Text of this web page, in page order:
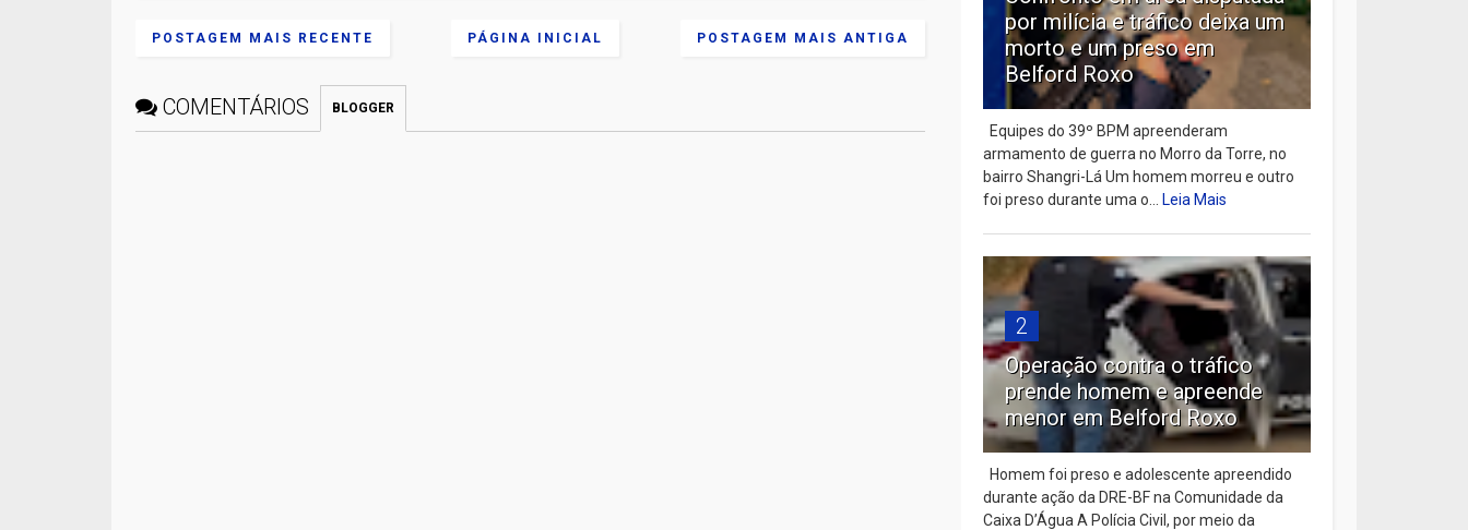
POSTAGEM MAIS RECENTE POSTAGEM MAIS ANTIGA
PÁGINA INICIAL
COMENTÁRIOS BLOGGER
por milícia e tráfico deixa um
morto e um preso em
Belford Roxo
Equipes do 39º BPM apreenderam
armamento de guerra no Morro da Torre, no
bairro Shangri-Lá Um homem morreu e outro
foi preso durante uma o...Leia Mais
2
Operação contra o tráfico
prende homem e apreende
menor em Belford Roxo
Homem foi preso e adolescente apreendido
durante ação da DRE-BF na Comunidade da
Caixa D’Água A Polícia Civil, por meio da